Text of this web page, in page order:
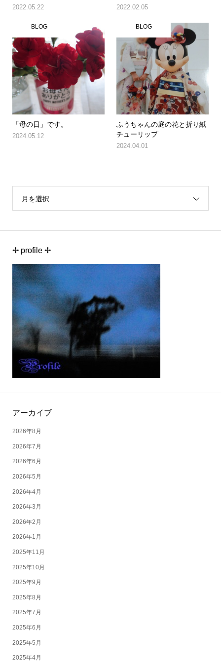
2022.05.22 2022.02.05
BLOG
「母の日」です。
2024.05.12
BLOG
ふうちゃんの庭の花と折り紙
チューリップ
2024.04.01
月を選択
✢ profile ✢
アーカイブ
2026年8月
2026年7月
2026年6月
2026年5月
2026年4月
2026年3月
2026年2月
2026年1月
2025年11月
2025年10月
2025年9月
2025年8月
2025年7月
2025年6月
2025年5月
2025年4月